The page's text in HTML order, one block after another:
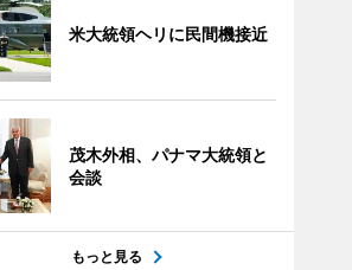
米大統領ヘリに民間機接近
茂木外相、パナマ大統領と
会談
もっと見る